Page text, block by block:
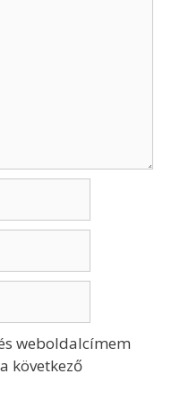
weboldalcímem
következő